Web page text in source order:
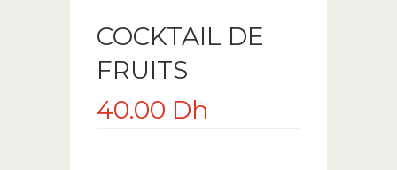
COCKTAIL DE
FRUITS
40.00 Dh